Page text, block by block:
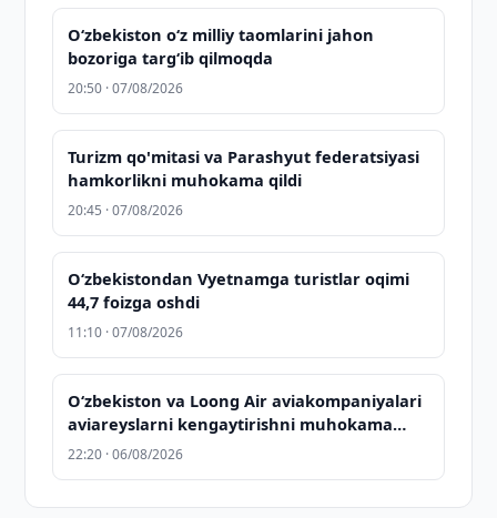
Oʻzbekiston oʻz milliy taomlarini jahon
bozoriga targʻib qilmoqda
20:50 · 07/08/2026
Turizm qo'mitasi va Parashyut federatsiyasi
hamkorlikni muhokama qildi
20:45 · 07/08/2026
O‘zbekistondan Vyetnamga turistlar oqimi
44,7 foizga oshdi
11:10 · 07/08/2026
Oʻzbekiston va Loong Air aviakompaniyalari
aviareyslarni kengaytirishni muhokama
qilishdi
22:20 · 06/08/2026